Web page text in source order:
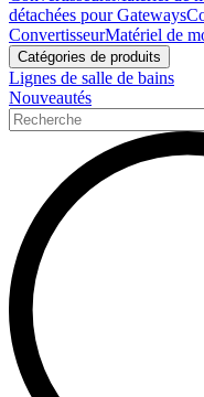
détachées pour Gateways
ConvertisseurMatériel de
Catégories de produits
Lignes de salle de bains
Nouveautés